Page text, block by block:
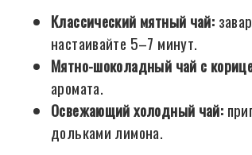
Классический мятный чай:
настаивайте 5–7 минут.
Мятно-шоколадный чай с
аромата.
Освежающий холодный чай:
дольками лимона.